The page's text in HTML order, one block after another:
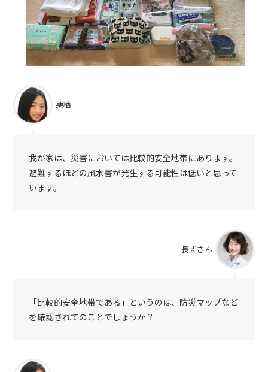
栗栖
我が家は、災害においては比較的安全地帯にあります。
避難するほどの風水害が発生する可能性は低いと思って
います。
長柴さん
「比較的安全地帯である」というのは、防災マップなど
を確認されてのことでしょうか？